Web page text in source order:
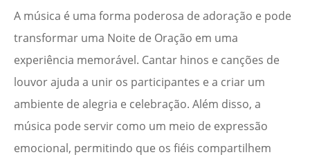
A música é uma forma poderosa de adoração e pode
transformar uma Noite de Oração em uma
experiência memorável. Cantar hinos e canções de
louvor ajuda a unir os participantes e a criar um
ambiente de alegria e celebração. Além disso, a
música pode servir como um meio de expressão
emocional, permitindo que os fiéis compartilhem